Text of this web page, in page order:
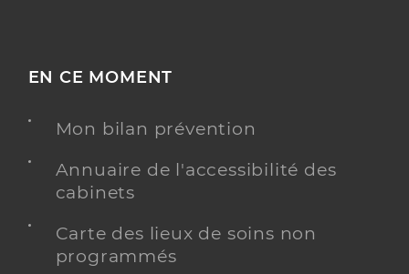
EN CE MOMENT
Mon bilan prévention
Annuaire de l'accessibilité des
cabinets
Carte des lieux de soins non
programmés